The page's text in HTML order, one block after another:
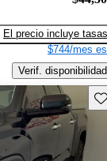
El precio incluye tasas
$744/mes
Verif. disponibilidad